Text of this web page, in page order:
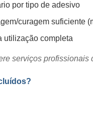
por tipo de adesivo
curagem suficiente
utilização completa
serviços profissionais